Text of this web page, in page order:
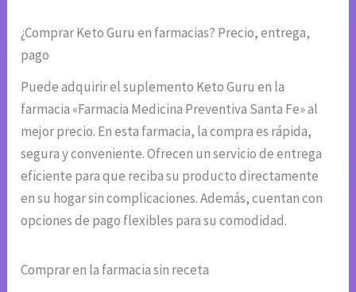
¿Comprar Keto Guru en farmacias? Precio, entrega,
pago
Puede adquirir el suplemento Keto Guru en la
farmacia «Farmacia Medicina Preventiva Santa Fe» al
mejor precio. En esta farmacia, la compra es rápida,
segura y conveniente. Ofrecen un servicio de entrega
eficiente para que reciba su producto directamente
en su hogar sin complicaciones. Además, cuentan con
opciones de pago flexibles para su comodidad.
Comprar en la farmacia sin receta